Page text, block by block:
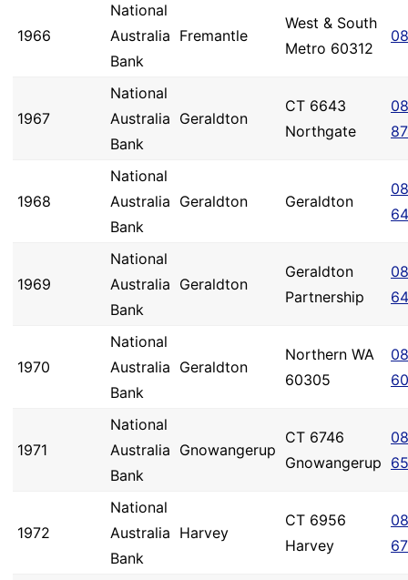
1966
National
Australia
Bank
Fremantle
West & South
Metro 60312
1967
National
Australia
Bank
Geraldton
CT 6643
Northgate
1968
National
Australia
Bank
Geraldton Geraldton
1969
National
Australia
Bank
Geraldton
Geraldton
Partnership
1970
National
Australia
Bank
Geraldton
Northern WA
60305
1971
National
Australia
Bank
Gnowangerup
CT 6746
Gnowangerup
1972
National
Australia
Bank
Harvey
CT 6956
Harvey